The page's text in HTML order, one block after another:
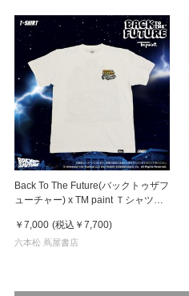
Back To The Future(バックトゥザフ
ューチャー) x TM paint Ｔシャツ
￥7,000 (税込 ￥7,700)
六本松 蔦屋書店